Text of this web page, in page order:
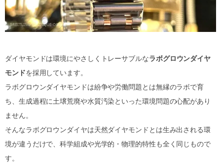
ダイヤモンドは環境にやさしくトレーサブルなラボグロウンダイヤ
モンドを採用しています。
ラボグロウンダイヤモンドは紛争や労働問題とは無縁のラボで育
ち、生成過程に土壌荒廃や水質汚染といった環境問題の心配があり
ません。
そんなラボグロウンダイヤは天然ダイヤモンドとは生み出される環
境が違うだけで、科学組成や光学的・物理的特性も全く同じもので
す。